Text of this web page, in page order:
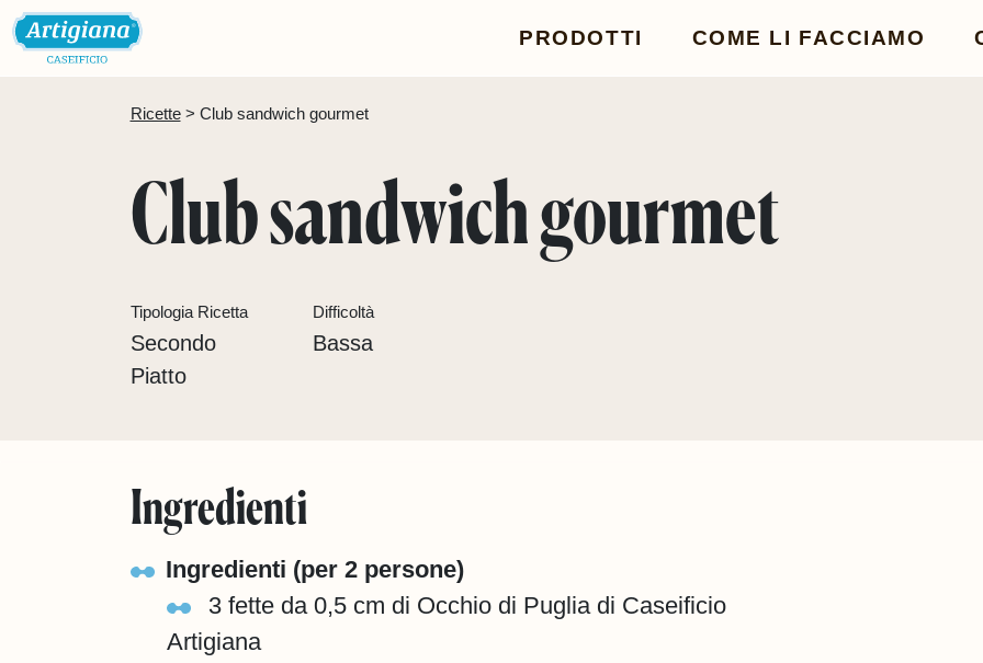
PRODOTTI COME LI FACCIAMO
Ricette > Club sandwich gourmet
Club sandwich gourmet
Tipologia Ricetta
Secondo
Piatto
Difficoltà
Bassa
Ingredienti
Ingredienti (per 2 persone)
3 fette da 0,5 cm di Occhio di Puglia di Caseificio
Artigiana